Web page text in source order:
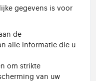
gegevens is voor
de
alle informatie die u
om strikte
van uw